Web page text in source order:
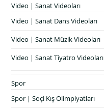
Video | Sanat Videoları
Video | Sanat Dans Videoları
Video | Sanat Müzik Videoları
Video | Sanat Tiyatro Videoları
Spor
Spor | Soçi Kış Olimpiyatları